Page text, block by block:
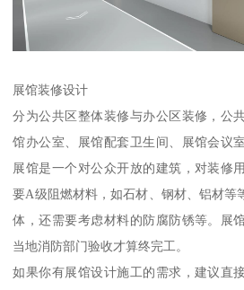
展馆装修设计
分为公共区整体装修与办公区装修，公
馆办公室、展馆配套卫生间、展馆会议
展馆是一个对公众开放的建筑，对装修
要A级阻燃材料，如石材、钢材、铝材等
体，还需要考虑材料的防腐防锈等。展
当地消防部门验收才算终完工。
如果你有展馆设计施工的需求，建议直